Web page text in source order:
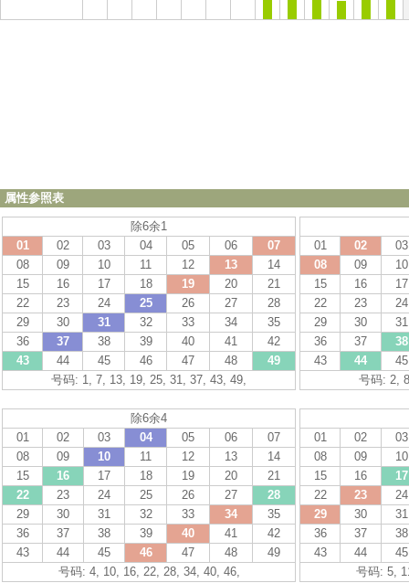
属性参照表
除6余1
01
02 03 04 05 06
07
08
09 10 11 12 13
14
15
16 17 18 19 20
21
22
23 24 25 26 27
28
29
30 31 32 33 34
35
36
37 38 39 40 41
42
43
44 45 46 47 48
49
号码: 1, 7, 13, 19, 25, 31, 37, 43, 49,
01 02
03
08
09
10
15
16
17
22
23
24
29
30
31
36
37
38
43
44
45
号码: 2,
除6余4
01
02 03 04 05 06
07
08
09 10 11 12 13
14
15
16 17 18 19 20
21
22
23 24 25 26 27
28
29
30 31 32 33 34
35
36
37 38 39 40 41
42
43
44 45 46 47 48
49
号码: 4, 10, 16, 22, 28, 34, 40, 46,
01 02
03
08
09
10
15
16
17
22
23
24
29
30
31
36
37
38
43
44
45
号码: 5,